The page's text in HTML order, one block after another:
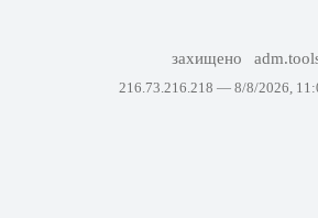
захищено
216.73.216.218 — 8/8/2026,